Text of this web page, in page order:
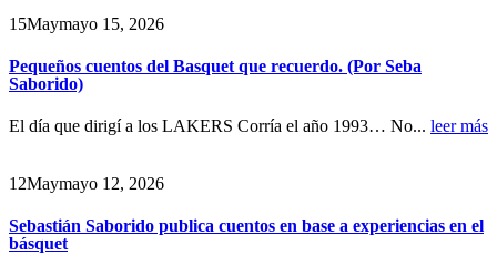
15Maymayo 15, 2026
Pequeños cuentos del Basquet que recuerdo. (Por Seba
Saborido)
El día que dirigí a los LAKERS Corría el año 1993… No... leer más
12Maymayo 12, 2026
Sebastián Saborido publica cuentos en base a experiencias en el
básquet